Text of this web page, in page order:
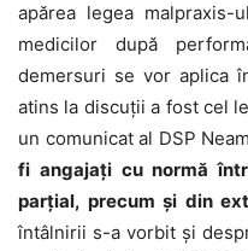
apărea legea malpraxis-
medicilor după
demersuri se vor aplica
atins la discuții a fost cel
un comunicat al DSP
fi angajați cu normă
parțial, precum și din
întâlnirii s-a vorbit și